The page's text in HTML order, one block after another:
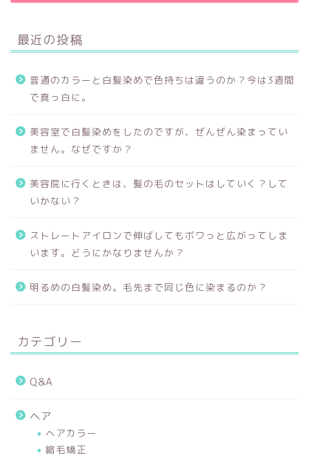
最近の投稿
普通のカラーと白髪染めで色持ちは違うのか？今は3週間
で真っ白に。
美容室で白髪染めをしたのですが、ぜんぜん染まってい
ません。なぜですか？
美容院に行くときは、髪の毛のセットはしていく？して
いかない？
ストレートアイロンで伸ばしてもボワっと広がってしま
います。どうにかなりませんか？
明るめの白髪染め。毛先まで同じ色に染まるのか？
カテゴリー
Q&A
ヘア
ヘアカラー
縮毛矯正